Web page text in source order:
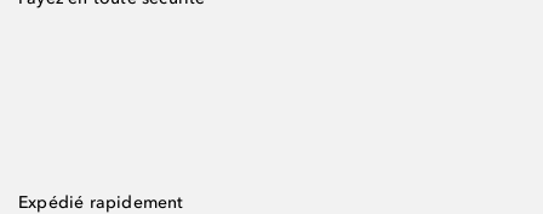
Expédié rapidement